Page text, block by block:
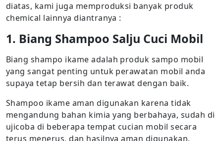
diatas, kami juga memproduksi banyak produk
chemical lainnya diantranya :
1. Biang Shampoo Salju Cuci Mobil
Biang shampo ikame adalah produk sampo mobil
yang sangat penting untuk perawatan mobil anda
supaya tetap bersih dan terawat dengan baik.
Shampoo ikame aman digunakan karena tidak
mengandung bahan kimia yang berbahaya, sudah di
ujicoba di beberapa tempat cucian mobil secara
terus menerus, dan hasilnya aman digunakan.